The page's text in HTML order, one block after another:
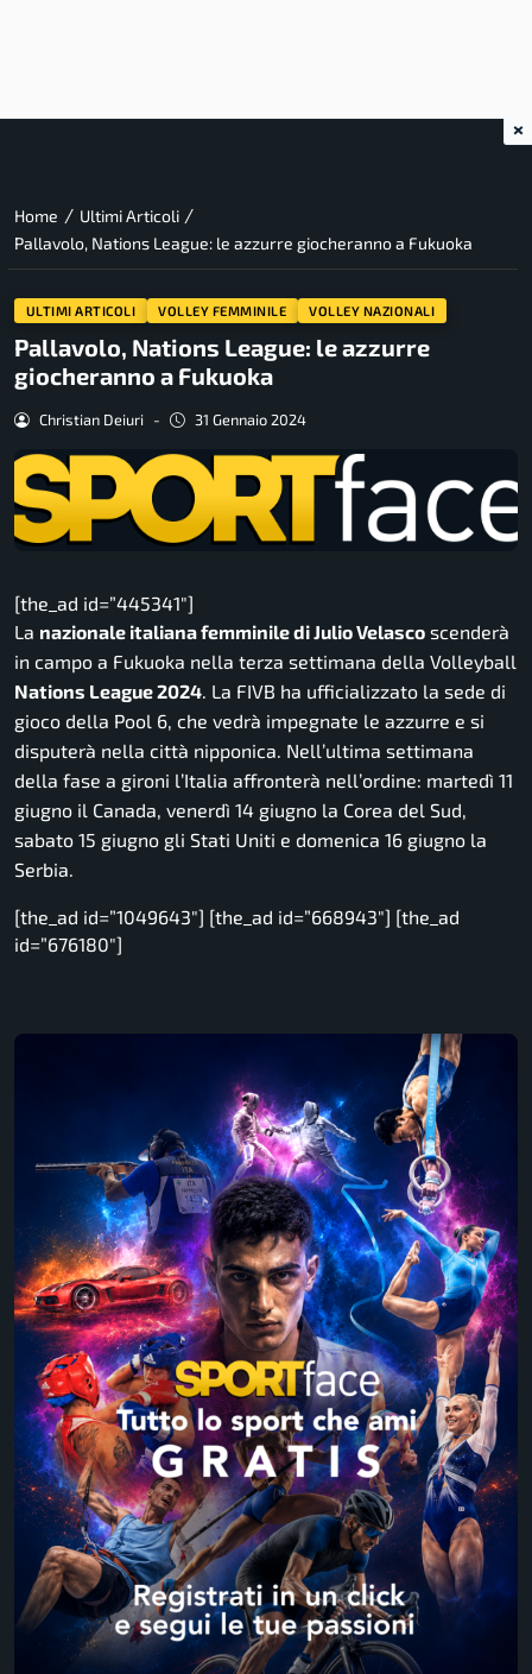
Home / Ultimi Articoli /
Pallavolo, Nations League: le azzurre giocheranno a Fukuoka
ULTIMI ARTICOLI VOLLEY FEMMINILE VOLLEY NAZIONALI
Pallavolo, Nations League: le azzurre
giocheranno a Fukuoka
Christian Deiuri - 31 Gennaio 2024
[the_ad id=”445341″]
La nazionale italiana femminile di Julio Velasco scenderà
in campo a Fukuoka nella terza settimana della Volleyball
Nations League 2024 . La FIVB ha ufficializzato la sede di
gioco della Pool 6, che vedrà impegnate le azzurre e si
disputerà nella città nipponica. Nell’ultima settimana
della fase a gironi l’Italia affronterà nell’ordine: martedì 11
giugno il Canada, venerdì 14 giugno la Corea del Sud,
sabato 15 giugno gli Stati Uniti e domenica 16 giugno la
Serbia.
[the_ad id=”1049643″] [the_ad id=”668943″] [the_ad
id=”676180″]
×